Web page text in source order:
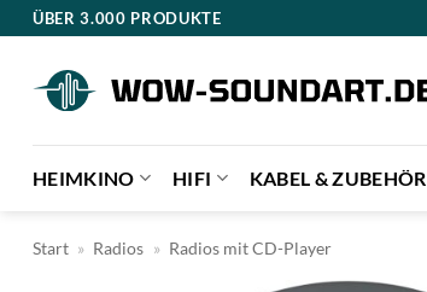
Zum
springen
ÜBER 3.000 PRODUKTE
HEIMKINO HIFI KABEL & ZUBEHÖR
Start » Radios » Radios mit CD-Player